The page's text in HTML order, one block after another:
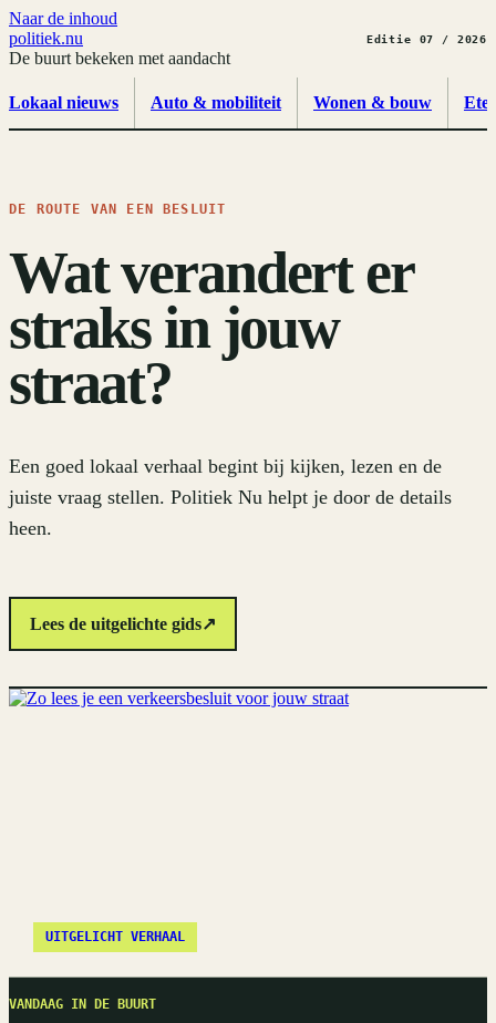
Naar de inhoud
politiek.nu
De buurt bekeken met aandacht
Editie 07 / 2026
Lokaal nieuws Auto & mobiliteit Wonen & bouw
DE ROUTE VAN EEN BESLUIT
Wat verandert er
straks in jouw
straat?
Een goed lokaal verhaal begint bij kijken, lezen en de
juiste vraag stellen. Politiek Nu helpt je door de details
heen.
Lees de uitgelichte gids↗
UITGELICHT VERHAAL
VANDAAG IN DE BUURT